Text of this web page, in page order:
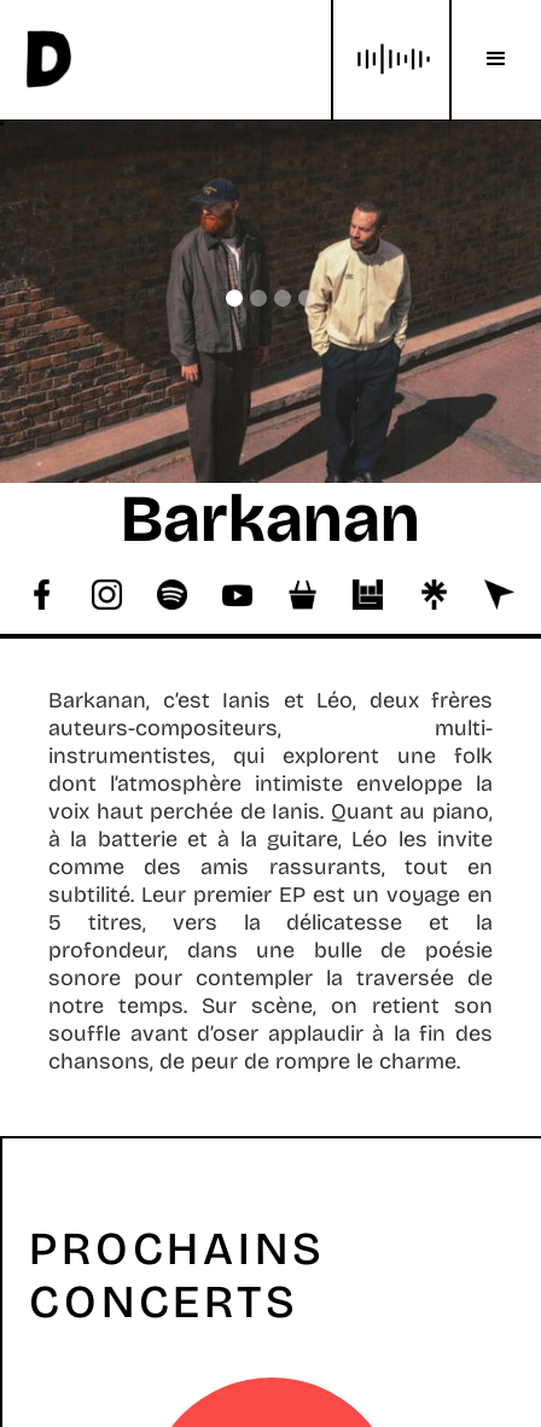
Barkanan
Barkanan, c’est Ianis et Léo, deux frères
auteurs-compositeurs, multi-
instrumentistes, qui explorent une folk
dont l’atmosphère intimiste enveloppe la
voix haut perchée de Ianis. Quant au piano,
à la batterie et à la guitare, Léo les invite
comme des amis rassurants, tout en
subtilité. Leur premier EP est un voyage en
5 titres, vers la délicatesse et la
profondeur, dans une bulle de poésie
sonore pour contempler la traversée de
notre temps. Sur scène, on retient son
souffle avant d’oser applaudir à la fin des
chansons, de peur de rompre le charme.
PROCHAINS
CONCERTS